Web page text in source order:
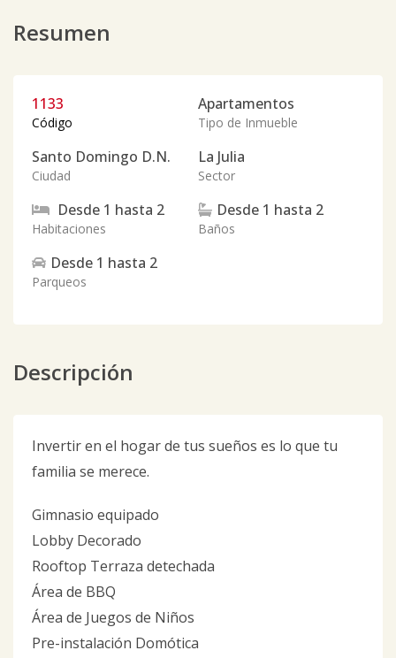
Resumen
1133
Código
Apartamentos
Tipo de Inmueble
Santo Domingo D.N.
Ciudad
La Julia
Sector
Desde 1 hasta 2
Habitaciones
Desde 1 hasta 2
Baños
Desde 1 hasta 2
Parqueos
Descripción
Invertir en el hogar de tus sueños es lo que tu
familia se merece.
Gimnasio equipado
Lobby Decorado
Rooftop Terraza detechada
Área de BBQ
Área de Juegos de Niños
Pre-instalación Domótica